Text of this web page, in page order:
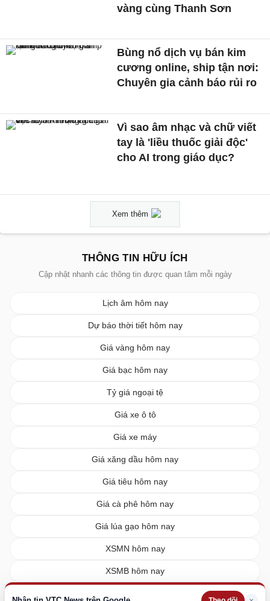
vàng cùng Thanh Sơn
Bùng nổ dịch vụ bán kim
cương online, ship tận nơi:
Chuyên gia cảnh báo rủi ro
Vì sao âm nhạc và chữ viết
tay là 'liều thuốc giải độc'
cho AI trong giáo dục?
Xem thêm
THÔNG TIN HỮU ÍCH
Cập nhật nhanh các thông tin được quan tâm mỗi ngày
Lịch âm hôm nay
Dự báo thời tiết hôm nay
Giá vàng hôm nay
Giá bạc hôm nay
Tỷ giá ngoại tệ
Giá xe ô tô
Giá xe máy
Giá xăng dầu hôm nay
Giá tiêu hôm nay
Giá cà phê hôm nay
Giá lúa gạo hôm nay
XSMN hôm nay
XSMB hôm nay